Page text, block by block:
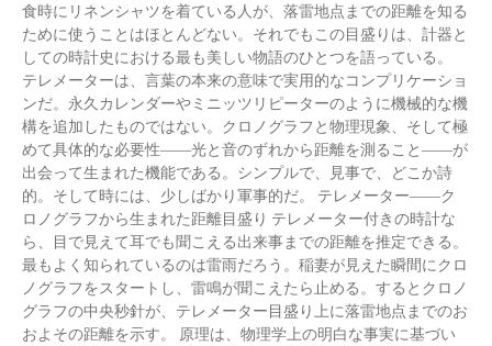
食時にリネンシャツを着ている人が、落雷地点までの距離を知る
ために使うことはほとんどない。それでもこの目盛りは、計器と
しての時計史における最も美しい物語のひとつを語っている。
テレメーターは、言葉の本来の意味で実用的なコンプリケーショ
ンだ。永久カレンダーやミニッツリピーターのように機械的な機
構を追加したものではない。クロノグラフと物理現象、そして極
めて具体的な必要性――光と音のずれから距離を測ること――が
出会って生まれた機能である。シンプルで、見事で、どこか詩
的。そして時には、少しばかり軍事的だ。 テレメーター――ク
ロノグラフから生まれた距離目盛り テレメーター付きの時計な
ら、目で見えて耳でも聞こえる出来事までの距離を推定できる。
最もよく知られているのは雷雨だろう。稲妻が見えた瞬間にクロ
ノグラフをスタートし、雷鳴が聞こえたら止める。するとクロノ
グラフの中央秒針が、テレメーター目盛り上に落雷地点までのお
およその距離を示す。 原理は、物理学上の明白な事実に基づい